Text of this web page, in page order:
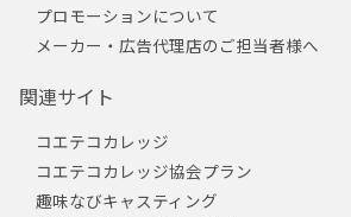
プロモーションについて
メーカー・広告代理店のご担当者様へ
関連サイト
コエテコカレッジ
コエテコカレッジ協会プラン
趣味なびキャスティング